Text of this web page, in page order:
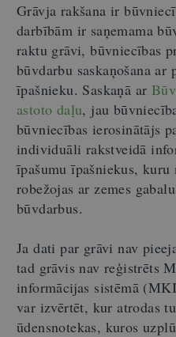
Grāvja rakšana ir
darbībām ir saņemama
raktu grāvi, būvniecības
būvdarbu saskaņošana ar
īpašnieku. Saskaņā ar
astoto daļu, jau
būvniecības ierosinātājs
individuāli rakstveidā
īpašumu īpašniekus, kuru
robežojas ar zemes
būvdarbus.
Ja dati par grāvi nav
tad grāvis nav reģistrēts
informācijas sistēmā
var izvērtēt, kur atrodas
ūdensnotekas, kuros